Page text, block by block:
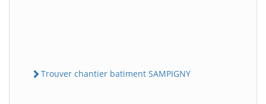
Trouver chantier batiment SAMPIGNY